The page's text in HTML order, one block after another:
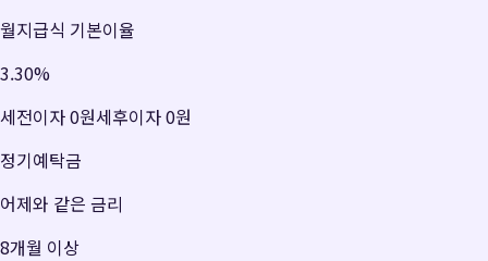
월지급식 기본이율
3.30%
세전이자0원세후이자0원
정기예탁금
어제와 같은 금리
8개월 이상